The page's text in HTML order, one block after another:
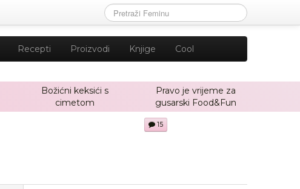
Recepti Proizvodi Knjige Cool
Božićni keksići s
cimetom
Pravo je vrijeme za
gusarski Food&Fun
15